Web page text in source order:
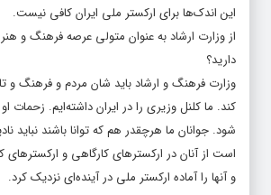
این اندک‌ها برای ارکستر ملی ایران کافی نیست.
از وزارت ارشاد به عنوان متولی عرصه فرهنگ و
دارید؟
وزارت فرهنگ و ارشاد باید شان مردم و فرهنگ و
کند. ما کلنل وزیری را در ایران داشته‌ایم. زحمات او
شود. جوانان ما هرچقدر هم که توانا باشند نباید
است از آنان در ارکسترهای کارگاهی و
و آنها را آماده ارکستر ملی در آینده‌ای نزدیک کرد.